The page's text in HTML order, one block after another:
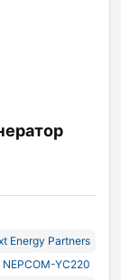
Energy Partners
NEPCOM-YC220